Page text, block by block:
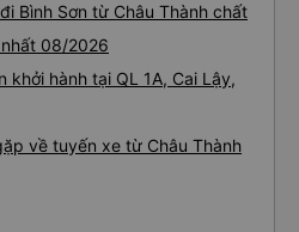
Bình Sơn từ Châu Thành chất
08/2026
khởi hành tại QL 1A, Cai Lậy,
về tuyến xe từ Châu Thành